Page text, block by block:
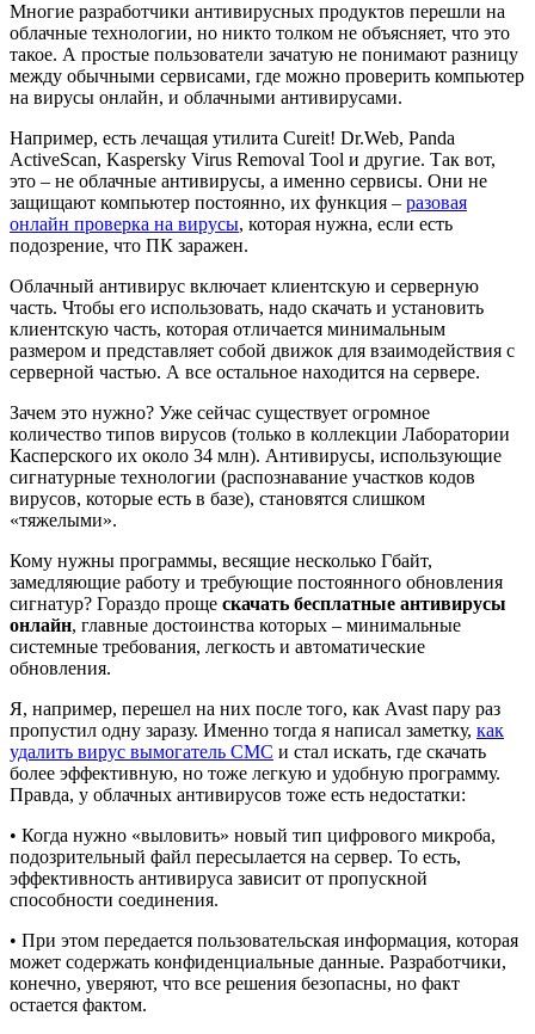
Многие разработчики антивирусных продуктов перешли на
облачные технологии, но никто толком не объясняет, что это
такое. А простые пользователи зачатую не понимают разницу
между обычными сервисами, где можно проверить компьютер
на вирусы онлайн, и облачными антивирусами.
Например, есть лечащая утилита Cureit! Dr.Web, Panda
ActiveScan, Kaspersky Virus Removal Tool и другие. Так вот,
это – не облачные антивирусы, а именно сервисы. Они не
защищают компьютер постоянно, их функция – разовая
онлайн проверка на вирусы, которая нужна, если есть
подозрение, что ПК заражен.
Облачный антивирус включает клиентскую и серверную
часть. Чтобы его использовать, надо скачать и установить
клиентскую часть, которая отличается минимальным
размером и представляет собой движок для взаимодействия с
серверной частью. А все остальное находится на сервере.
Зачем это нужно? Уже сейчас существует огромное
количество типов вирусов (только в коллекции Лаборатории
Касперского их около 34 млн). Антивирусы, использующие
сигнатурные технологии (распознавание участков кодов
вирусов, которые есть в базе), становятся слишком
«тяжелыми».
Кому нужны программы, весящие несколько Гбайт,
замедляющие работу и требующие постоянного обновления
сигнатур? Гораздо проще скачать бесплатные антивирусы
онлайн, главные достоинства которых – минимальные
системные требования, легкость и автоматические
обновления.
Я, например, перешел на них после того, как Avast пару раз
пропустил одну заразу. Именно тогда я написал заметку, как
удалить вирус вымогатель СМС и стал искать, где скачать
более эффективную, но тоже легкую и удобную программу.
Правда, у облачных антивирусов тоже есть недостатки:
• Когда нужно «выловить» новый тип цифрового микроба,
подозрительный файл пересылается на сервер. То есть,
эффективность антивируса зависит от пропускной
способности соединения.
• При этом передается пользовательская информация, которая
может содержать конфиденциальные данные. Разработчики,
конечно, уверяют, что все решения безопасны, но факт
остается фактом.